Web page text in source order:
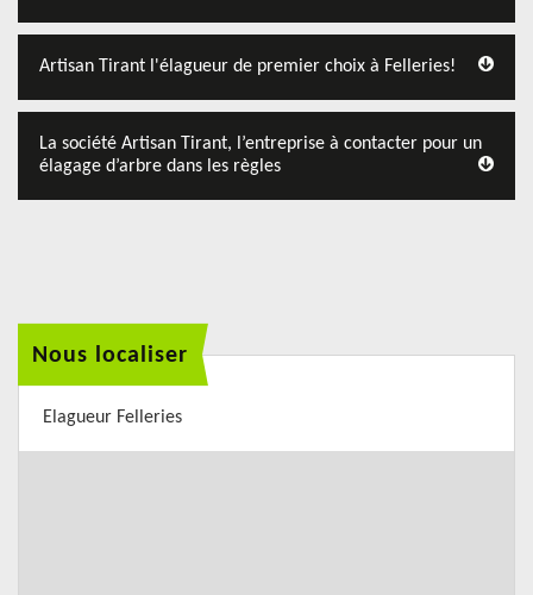
Artisan Tirant l'élagueur de premier choix à Felleries!
La société Artisan Tirant, l’entreprise à contacter pour un
élagage d’arbre dans les règles
Nous localiser
Elagueur Felleries